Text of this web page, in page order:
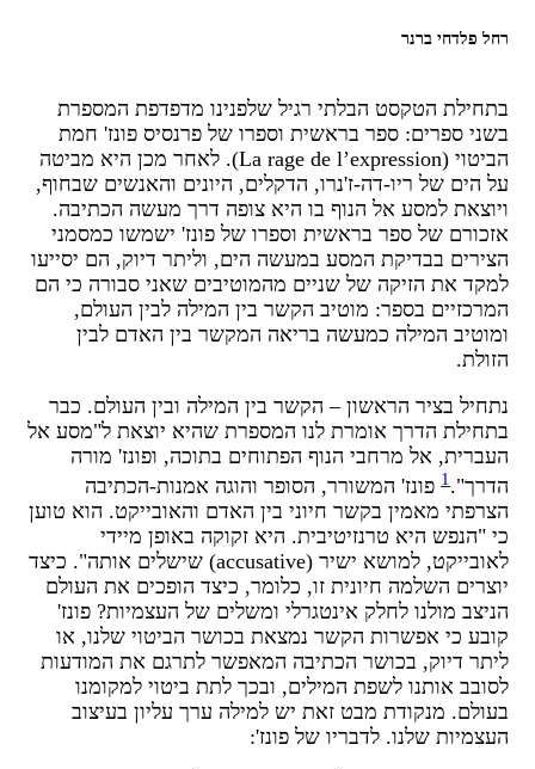
פלדחי ברנר
הטקסט הבלתי רגיל שלפנינו מדפדפת המספרת
ספרים: ספר בראשית וספרו של פרנסיס פונז' חמת
הביטוי (La rage de l’expression). לאחר מכן היא מביטה
הים של ריו-דה-ז'נרו, הדקלים, היונים והאנשים שבחוף,
למסע אל הנוף בו היא צופה דרך מעשה הכתיבה.
של ספר בראשית וספרו של פונז' ישמשו כמסמני
בבדיקת המסע במעשה הים, וליתר דיוק, הם יסייעו
את הזיקה של שניים מהמוטיבים שאני סבורה כי הם
בספר: מוטיב הקשר בין המילה לבין העולם,
המילה כמעשה בריאה המקשר בין האדם לבין
בציר הראשון – הקשר בין המילה ובין העולם. כבר
הדרך אומרת לנו המספרת שהיא יוצאת ל"מסע אל
אל מרחבי הנוף הפתוחים בתוכה, ופונז' מורה
1פונז' המשורר, הסופר והוגה אמנות-הכתיבה
מאמין בקשר חיוני בין האדם והאובייקט. הוא טוען
"הנפש היא טרנזיטיבית. היא זקוקה באופן מיידי
לאובייקט, למושא ישיר (accusative) שישלים אותה". כיצד
השלמה חיונית זו, כלומר, כיצד הופכים את העולם
מולנו לחלק אינטגרלי ומשלים של העצמיות? פונז'
כי אפשרות הקשר נמצאת בכושר הביטוי שלנו, או
דיוק, בכושר הכתיבה המאפשר לתרגם את המודעות
אותנו לשפת המילים, ובכך לתת ביטוי למקומנו
מנקודת מבט זאת יש למילה ערך עליון בעיצוב
שלנו. לדבריו של פונז':